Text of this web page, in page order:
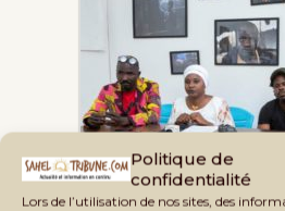
Politique de
confidentialité
Lors de l’utilisation de nos sites, des
«Taama Deme» : un
la mobilité